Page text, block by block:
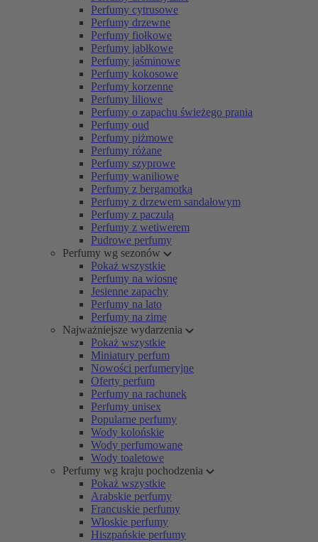
Perfumy cytrusowe
Perfumy drzewne
Perfumy fiołkowe
Perfumy jabłkowe
Perfumy jaśminowe
Perfumy kokosowe
Perfumy korzenne
Perfumy liliowe
Perfumy o zapachu świeżego prania
Perfumy oud
Perfumy piżmowe
Perfumy różane
Perfumy szyprowe
Perfumy waniliowe
Perfumy z bergamotką
Perfumy z drzewem sandałowym
Perfumy z paczulą
Perfumy z wetiwerem
Pudrowe perfumy
Perfumy wg sezonów
Pokaż wszystkie
Perfumy na wiosnę
Jesienne zapachy
Perfumy na lato
Perfumy na zimę
Najważniejsze wydarzenia
Pokaż wszystkie
Miniatury perfum
Nowości perfumeryjne
Oferty perfum
Perfumy na rachunek
Perfumy unisex
Popularne perfumy
Wody kolońskie
Wody perfumowane
Wody toaletowe
Perfumy wg kraju pochodzenia
Pokaż wszystkie
Arabskie perfumy
Francuskie perfumy
Włoskie perfumy
Hiszpańskie perfumy